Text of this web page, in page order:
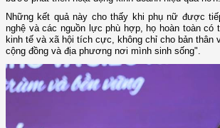
Những kết quả này cho thấy khi phụ nữ được
nghệ và các nguồn lực phù hợp, họ hoàn toàn có
kinh tế và xã hội tích cực, không chỉ cho bản thân
cộng đồng và địa phương nơi mình sinh sống".